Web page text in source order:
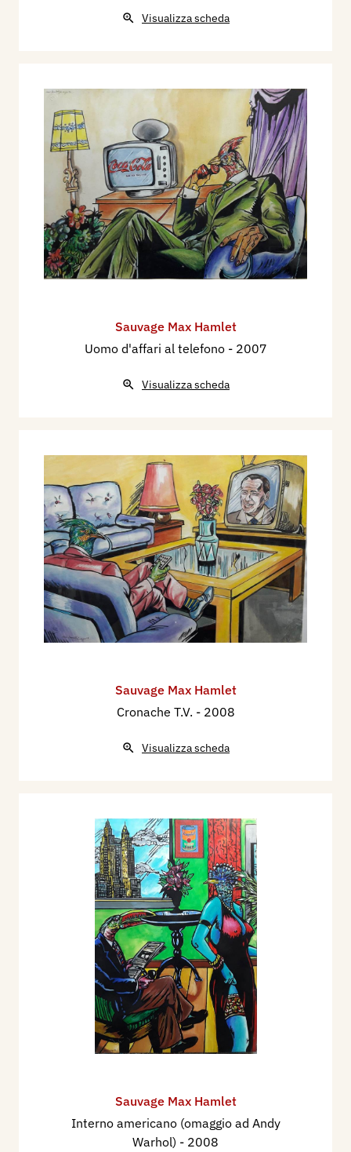
Visualizza scheda
Sauvage Max Hamlet
Uomo d'affari al telefono - 2007
Visualizza scheda
Sauvage Max Hamlet
Cronache T.V. - 2008
Visualizza scheda
Sauvage Max Hamlet
Interno americano (omaggio ad Andy
Warhol) - 2008